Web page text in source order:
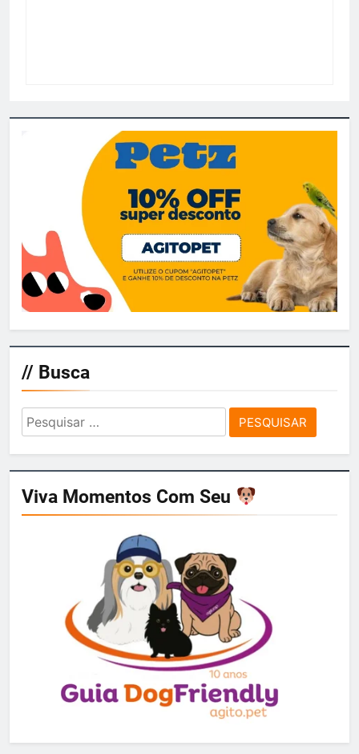
// Busca
Pesquisar
por:
Viva Momentos Com Seu